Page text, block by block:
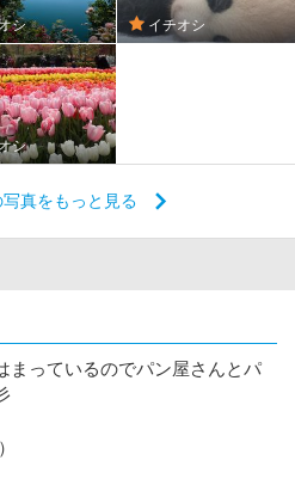
シ イチオシ
シ
真をもっと見る
っているのでパン屋さんとパ